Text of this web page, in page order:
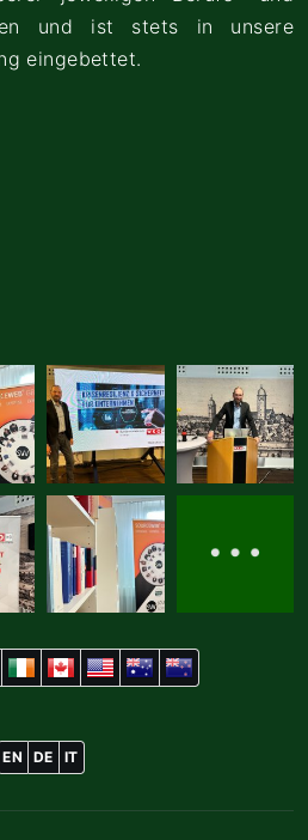
und ist stets in unsere
eingebettet.
EN DE IT